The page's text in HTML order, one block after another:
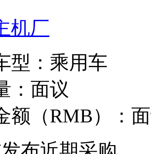
机厂
型： 乘用车
： 面议
额（RMB）：